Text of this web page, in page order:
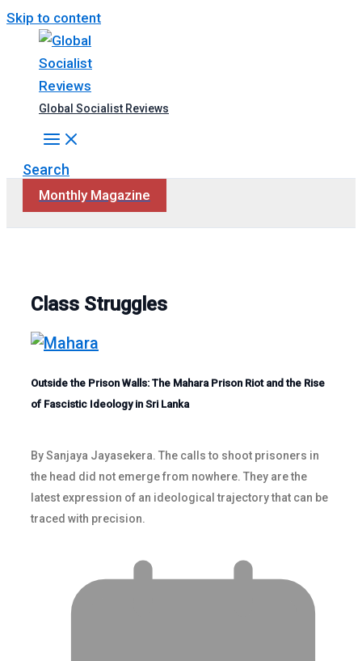
Skip to content
Global Socialist Reviews
Search
Monthly Magazine
Class Struggles
Outside the Prison Walls: The Mahara Prison Riot and the Rise
of Fascistic Ideology in Sri Lanka
By Sanjaya Jayasekera. The calls to shoot prisoners in
the head did not emerge from nowhere. They are the
latest expression of an ideological trajectory that can be
traced with precision.